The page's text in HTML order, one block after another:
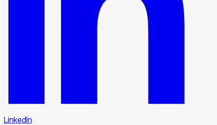
LinkedIn